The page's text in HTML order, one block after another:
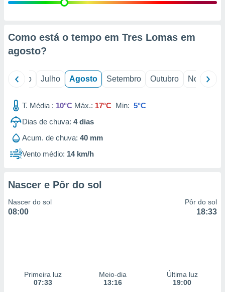
estudos
1199
Como está o tempo em Tres Lomas em
agosto?
Junho Julho Agosto Setembro Outubro Novembro
T. Média : 10°C Máx.: 17°C Min: 5°C
Dias de chuva: 4dias
Acum. de chuva: 40 mm
Vento médio: 14 km/h
Nascer e Pôr do sol
Nascer do sol
08:00
Pôr do sol
18:33
Primeira luz
07:33
Meio-dia
13:16
Última luz
19:00